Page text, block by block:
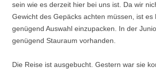
sein wie es derzeit hier bei uns ist. Da wir
Gewicht des Gepäcks achten müssen, ist es
genügend Auswahl einzupacken. In der
genügend Stauraum vorhanden.
Die Reise ist ausgebucht. Gestern war sie